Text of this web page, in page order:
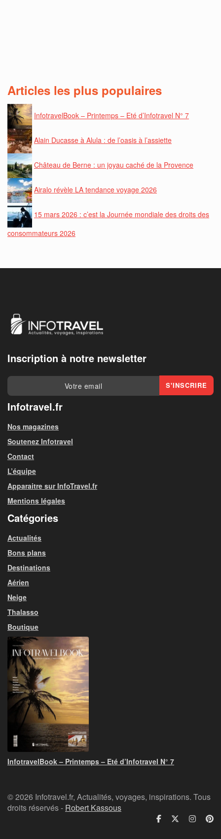
Articles les plus populaires
InfotravelBook – Printemps – Eté d’Infotravel N° 7
Alain Ducasse à Alula : de l’oasis à l’assiette
Château de Berne : un joyau caché de la Provence
Airalo révèle LA tendance voyage 2026
15 mars 2026 : c’est la Journée mondiale des droits des
consommateurs 2026
Inscription à notre newsletter
Infotravel.fr
Nos magazines
Soutenez Infotravel
Contact
L’équipe
Apparaitre sur InfoTravel.fr
Mentions légales
Catégories
Actualités
Bons plans
Destinations
Aérien
Neige
Thalasso
Boutique
InfotravelBook – Printemps – Eté d’Infotravel N° 7
© 2026 Infotravel.fr, Actualités, voyages, inspirations. Tous
droits réservés - Robert Kassous